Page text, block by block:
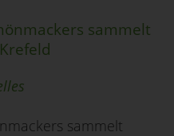
sammelt
sammelt